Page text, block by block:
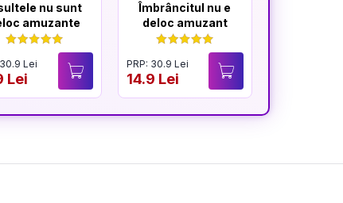
nu sunt
amuzante
Lei
Lei
Îmbrâncitul nu e
deloc amuzant
PRP: 30.9 Lei
14.9 Lei